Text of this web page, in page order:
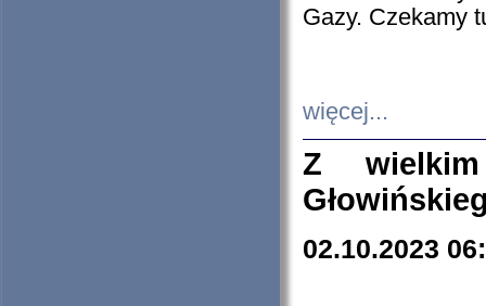
Gazy. Czekamy
więcej...
Z
02.10.2023